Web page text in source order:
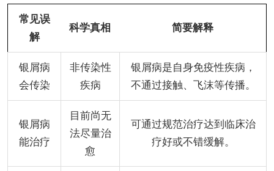
常见误
解
科学真相 简要解释
银屑病
会传染
非传染性
疾病
银屑病是自身免疫性疾病，
不通过接触、飞沫等传播。
银屑病
能治疗
目前尚无
法尽量治
愈
可通过规范治疗达到临床治
疗好或不错缓解。